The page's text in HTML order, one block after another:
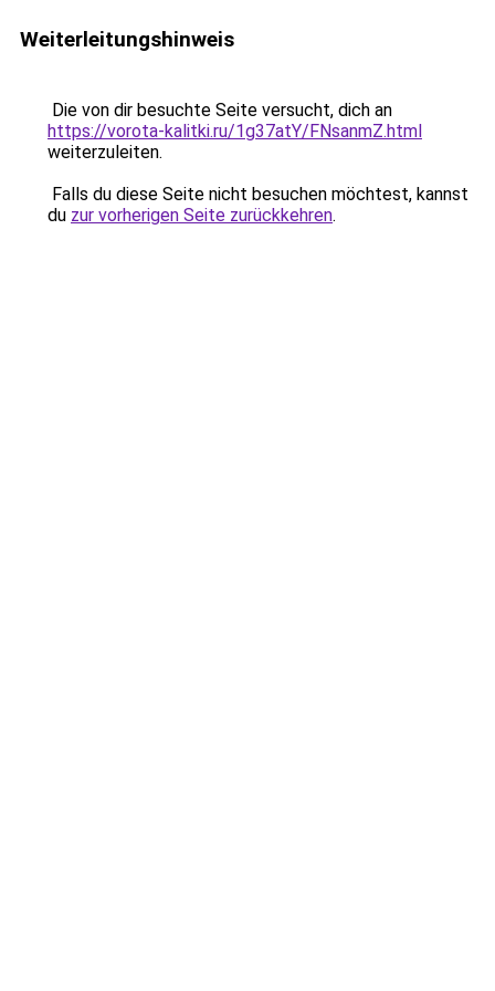
Weiterleitungshinweis
Die von dir besuchte Seite versucht, dich an
https://vorota-kalitki.ru/1g37atY/FNsanmZ.html
weiterzuleiten.
Falls du diese Seite nicht besuchen möchtest, kannst
du zur vorherigen Seite zurückkehren.